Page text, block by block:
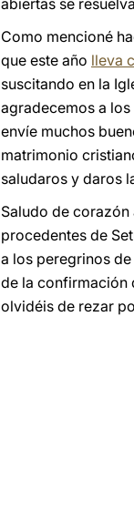
abiertas se
Como mencioné
que este año lleva
suscitando en la
agradecemos a
envíe muchos
matrimonio
saludaros y daros
Saludo de
procedentes de
a los peregrinos
de la confirmación
olvidéis de rezar